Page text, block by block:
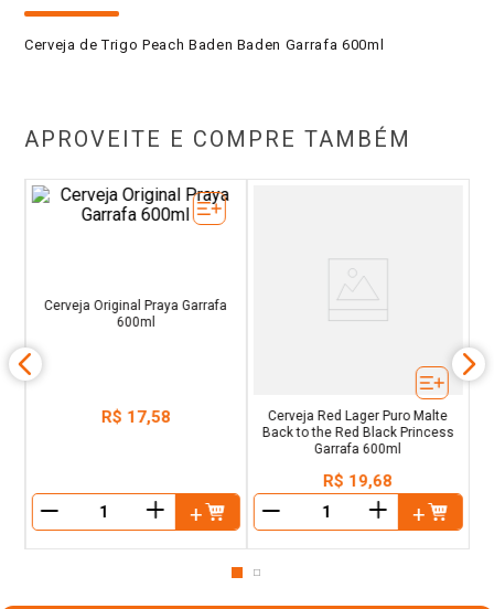
Cerveja de Trigo Peach Baden Baden Garrafa 600ml
APROVEITE E COMPRE TAMBÉM
Cerveja Original Praya Garrafa
＋
Cerveja Red Lager Puro Malte
Back to the Red Black Princess
Garrafa 600ml
R$ 19,68
＋